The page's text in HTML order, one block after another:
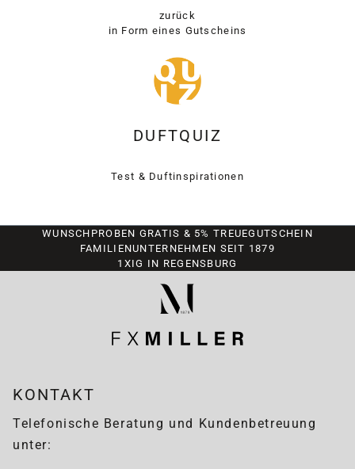
zurück
in Form eines Gutscheins
DUFTQUIZ
Test & Duftinspirationen
WUNSCHPROBEN GRATIS & 5% TREUEGUTSCHEIN
FAMILIENUNTERNEHMEN SEIT 1879
1XIG IN REGENSBURG
KONTAKT
Telefonische Beratung und Kundenbetreuung
unter: